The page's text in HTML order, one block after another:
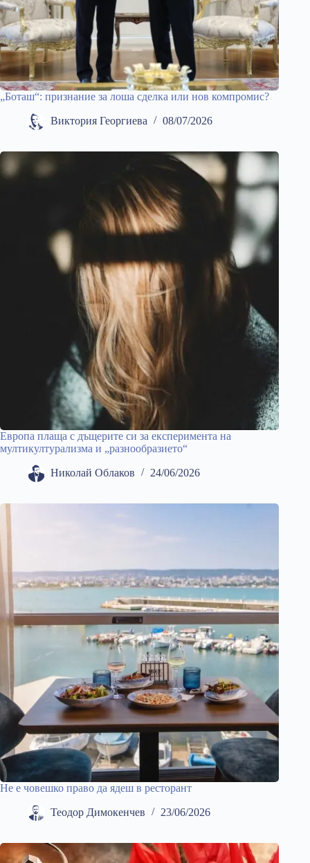
„Боташ“: признание за лоша сделка или нов компромис?
Виктория Георгиева 08/07/2026
Европа плаща с дъщерите си за експеримента на
мултикултурализма и „разнообразието“
Николай Облаков 24/06/2026
Не е човешко право да ядеш в ресторант
Теодор Димокенчев 23/06/2026